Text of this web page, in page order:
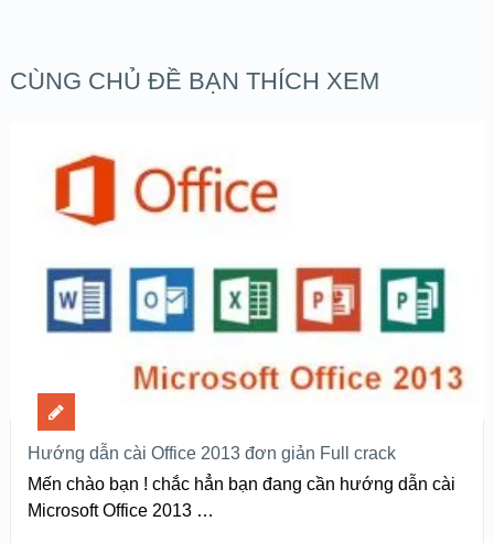
CÙNG CHỦ ĐỀ BẠN THÍCH XEM
Hướng dẫn cài Office 2013 đơn giản Full crack
Mến chào bạn ! chắc hẳn bạn đang cần hướng dẫn cài
Microsoft Office 2013 …